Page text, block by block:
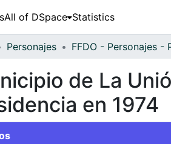
All of DSpace Statistics
Personajes
de La
en 1974